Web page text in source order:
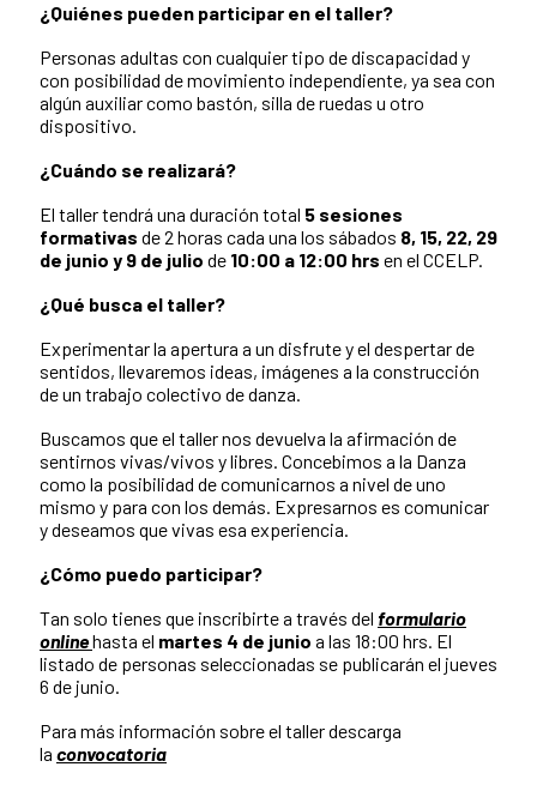
¿Quiénes pueden participar en el taller?
Personas adultas con cualquier tipo de discapacidad y
con posibilidad de movimiento independiente, ya sea con
algún auxiliar como bastón, silla de ruedas u otro
dispositivo.
¿Cuándo se realizará?
El taller tendrá una duración total 5 sesiones
formativas de 2 horas cada una los sábados 8, 15, 22, 29
de junio y 9 de julio de 10:00 a 12:00 hrs en el CCELP.
¿Qué busca el taller?
Experimentar la apertura a un disfrute y el despertar de
sentidos, llevaremos ideas, imágenes a la construcción
de un trabajo colectivo de danza.
Buscamos que el taller nos devuelva la afirmación de
sentirnos vivas/vivos y libres. Concebimos a la Danza
como la posibilidad de comunicarnos a nivel de uno
mismo y para con los demás. Expresarnos es comunicar
y deseamos que vivas esa experiencia.
¿Cómo puedo participar?
Tan solo tienes que inscribirte a través del formulario
onlinehasta el martes 4 de junio a las 18:00 hrs. El
listado de personas seleccionadas se publicarán el jueves
6 de junio.
Para más información sobre el taller descarga
la convocatoria